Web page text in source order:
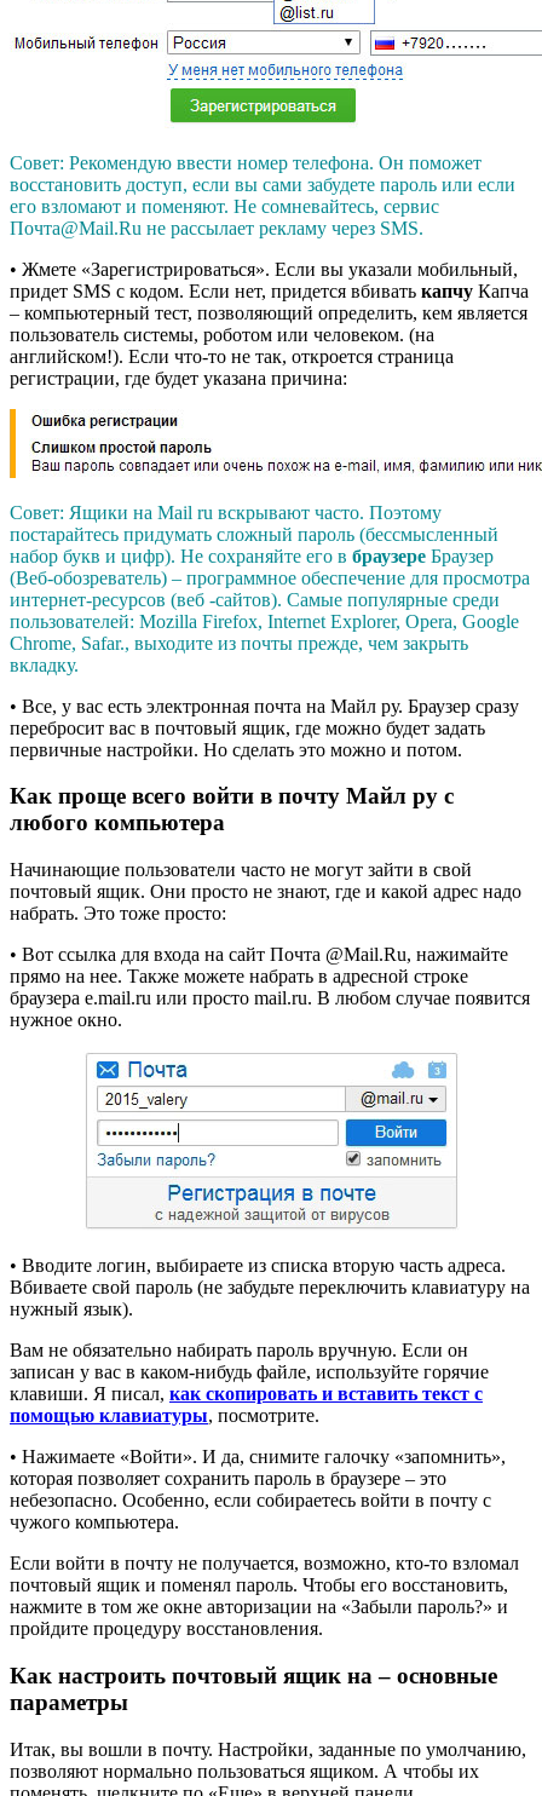
Совет: Рекомендую ввести номер телефона. Он поможет
восстановить доступ, если вы сами забудете пароль или если
его взломают и поменяют. Не сомневайтесь, сервис
Почта@Mail.Ru не рассылает рекламу через SMS.
• Жмете «Зарегистрироваться». Если вы указали мобильный,
придет SMS с кодом. Если нет, придется вбивать капчу Капча
– компьютерный тест, позволяющий определить, кем является
пользователь системы, роботом или человеком. (на
английском!). Если что-то не так, откроется страница
регистрации, где будет указана причина:
Совет: Ящики на Mail ru вскрывают часто. Поэтому
постарайтесь придумать сложный пароль (бессмысленный
набор букв и цифр). Не сохраняйте его в браузере Браузер
(Веб-обозреватель) – программное обеспечение для просмотра
интернет-ресурсов (веб -сайтов). Самые популярные среди
пользователей: Mozilla Firefox, Internet Explorer, Opera, Google
Chrome, Safar., выходите из почты прежде, чем закрыть
вкладку.
• Все, у вас есть электронная почта на Майл ру. Браузер сразу
перебросит вас в почтовый ящик, где можно будет задать
первичные настройки. Но сделать это можно и потом.
Как проще всего войти в почту Майл ру с
любого компьютера
Начинающие пользователи часто не могут зайти в свой
почтовый ящик. Они просто не знают, где и какой адрес надо
набрать. Это тоже просто:
• Вот ссылка для входа на сайт Почта @Mail.Ru, нажимайте
прямо на нее. Также можете набрать в адресной строке
браузера e.mail.ru или просто mail.ru. В любом случае появится
нужное окно.
• Вводите логин, выбираете из списка вторую часть адреса.
Вбиваете свой пароль (не забудьте переключить клавиатуру на
нужный язык).
Вам не обязательно набирать пароль вручную. Если он
записан у вас в каком-нибудь файле, используйте горячие
клавиши. Я писал, как скопировать и вставить текст с
помощью клавиатуры, посмотрите.
• Нажимаете «Войти». И да, снимите галочку «запомнить»,
которая позволяет сохранить пароль в браузере – это
небезопасно. Особенно, если собираетесь войти в почту с
чужого компьютера.
Если войти в почту не получается, возможно, кто-то взломал
почтовый ящик и поменял пароль. Чтобы его восстановить,
нажмите в том же окне авторизации на «Забыли пароль?» и
пройдите процедуру восстановления.
Как настроить почтовый ящик на – основные
параметры
Итак, вы вошли в почту. Настройки, заданные по умолчанию,
позволяют нормально пользоваться ящиком. А чтобы их